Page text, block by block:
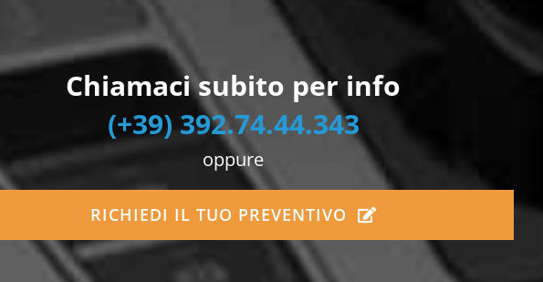
Chiamaci subito per info
(+39) 392.74.44.343
oppure
RICHIEDI IL TUO PREVENTIVO